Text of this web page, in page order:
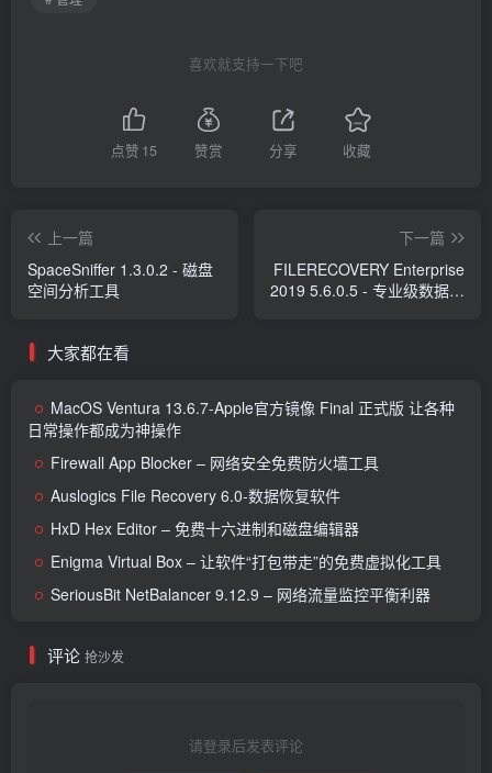
喜欢就支持一下吧
点赞 15 赞赏 分享 收藏
上一篇
SpaceSniffer 1.3.0.2 - 磁盘
空间分析工具
下一篇
FILERECOVERY Enterprise
2019 5.6.0.5 - 专业级数据恢
大家都在看
MacOS Ventura 13.6.7-Apple官方镜像 Final 正式版 让各种
日常操作都成为神操作
Firewall App Blocker – 网络安全免费防火墙工具
Auslogics File Recovery 6.0-数据恢复软件
HxD Hex Editor – 免费十六进制和磁盘编辑器
Enigma Virtual Box – 让软件“打包带走”的免费虚拟化工具
SeriousBit NetBalancer 9.12.9 – 网络流量监控平衡利器
评论 抢沙发
请登录后发表评论